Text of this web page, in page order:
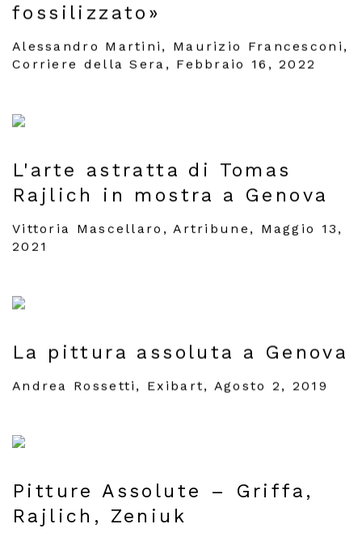
fossilizzato»
Alessandro Martini, Maurizio Francesconi,
Corriere della Sera, Febbraio 16, 2022
L'arte astratta di Tomas
Rajlich in mostra a Genova
Vittoria Mascellaro, Artribune, Maggio 13,
2021
La pittura assoluta a Genova
Andrea Rossetti, Exibart, Agosto 2, 2019
Pitture Assolute – Griffa,
Rajlich, Zeniuk